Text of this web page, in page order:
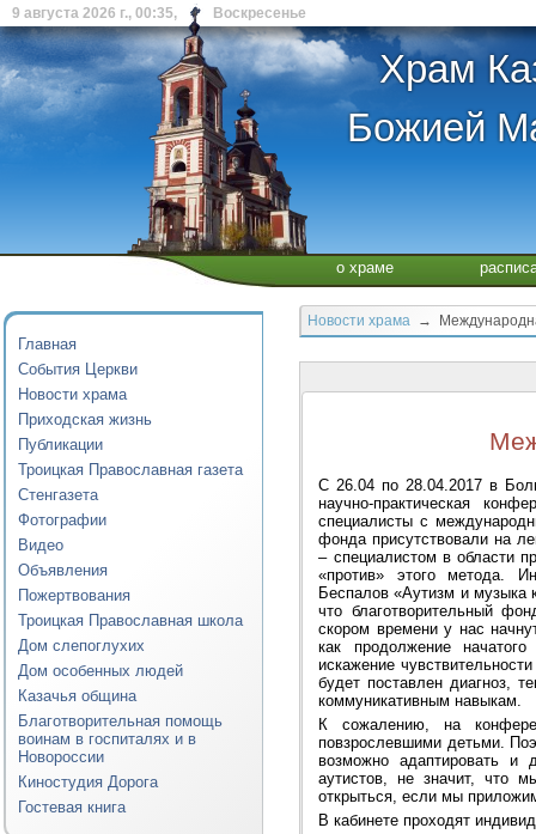
9 августа 2026 г., 00:35, Воскресенье
Храм
Божией
о храме
Главная
События Церкви
Новости храма
Приходская жизнь
Публикации
Троицкая Православная газета
Стенгазета
Фотографии
Видео
Объявления
Пожертвования
Троицкая Православная школа
Дом слепоглухих
Дом особенных людей
Казачья община
Благотворительная помощь
воинам в госпиталях и в
Новороссии
Киностудия Дорога
Гостевая книга
Новости храма →
С 26.04 по 28.04.2017 в
научно-практическая
специалисты с
фонда присутствовали на
– специалистом в области
«против» этого метода.
Беспалов «Аутизм и музыка
что благотворительный
скором времени у нас
как продолжение
искажение
будет поставлен диагноз,
коммуникативным навыкам.
К сожалению, на
повзрослевшими детьми.
возможно адаптировать
аутистов, не значит, что
открыться, если мы
В кабинете проходят